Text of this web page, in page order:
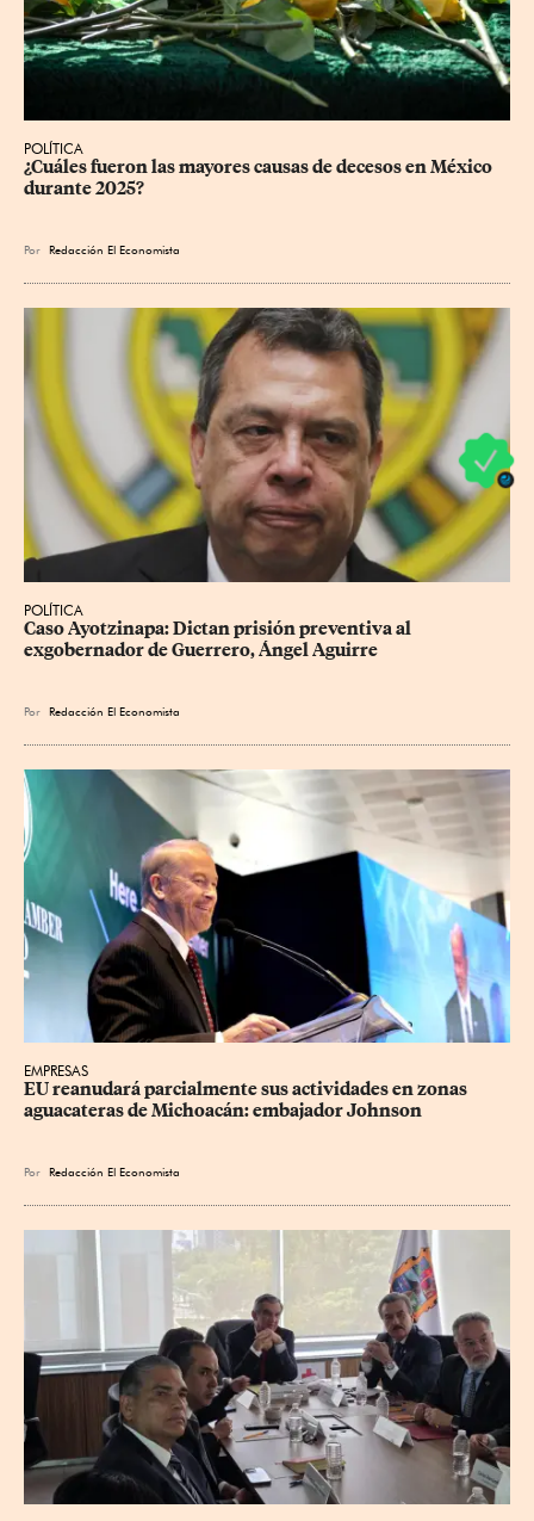
POLÍTICA
¿Cuáles fueron las mayores causas de decesos en México
durante 2025?
Por Redacción El Economista
POLÍTICA
Caso Ayotzinapa: Dictan prisión preventiva al
exgobernador de Guerrero, Ángel Aguirre
Por Redacción El Economista
EMPRESAS
EU reanudará parcialmente sus actividades en zonas
aguacateras de Michoacán: embajador Johnson
Por Redacción El Economista